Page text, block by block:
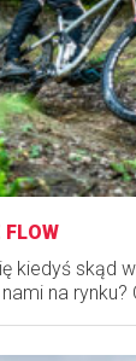
FLOW
kiedyś skąd
na rynku?